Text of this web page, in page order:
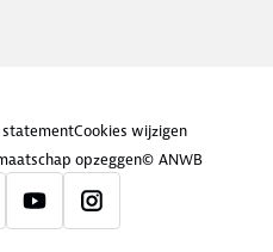
statementCookies wijzigen
opzeggen© ANWB